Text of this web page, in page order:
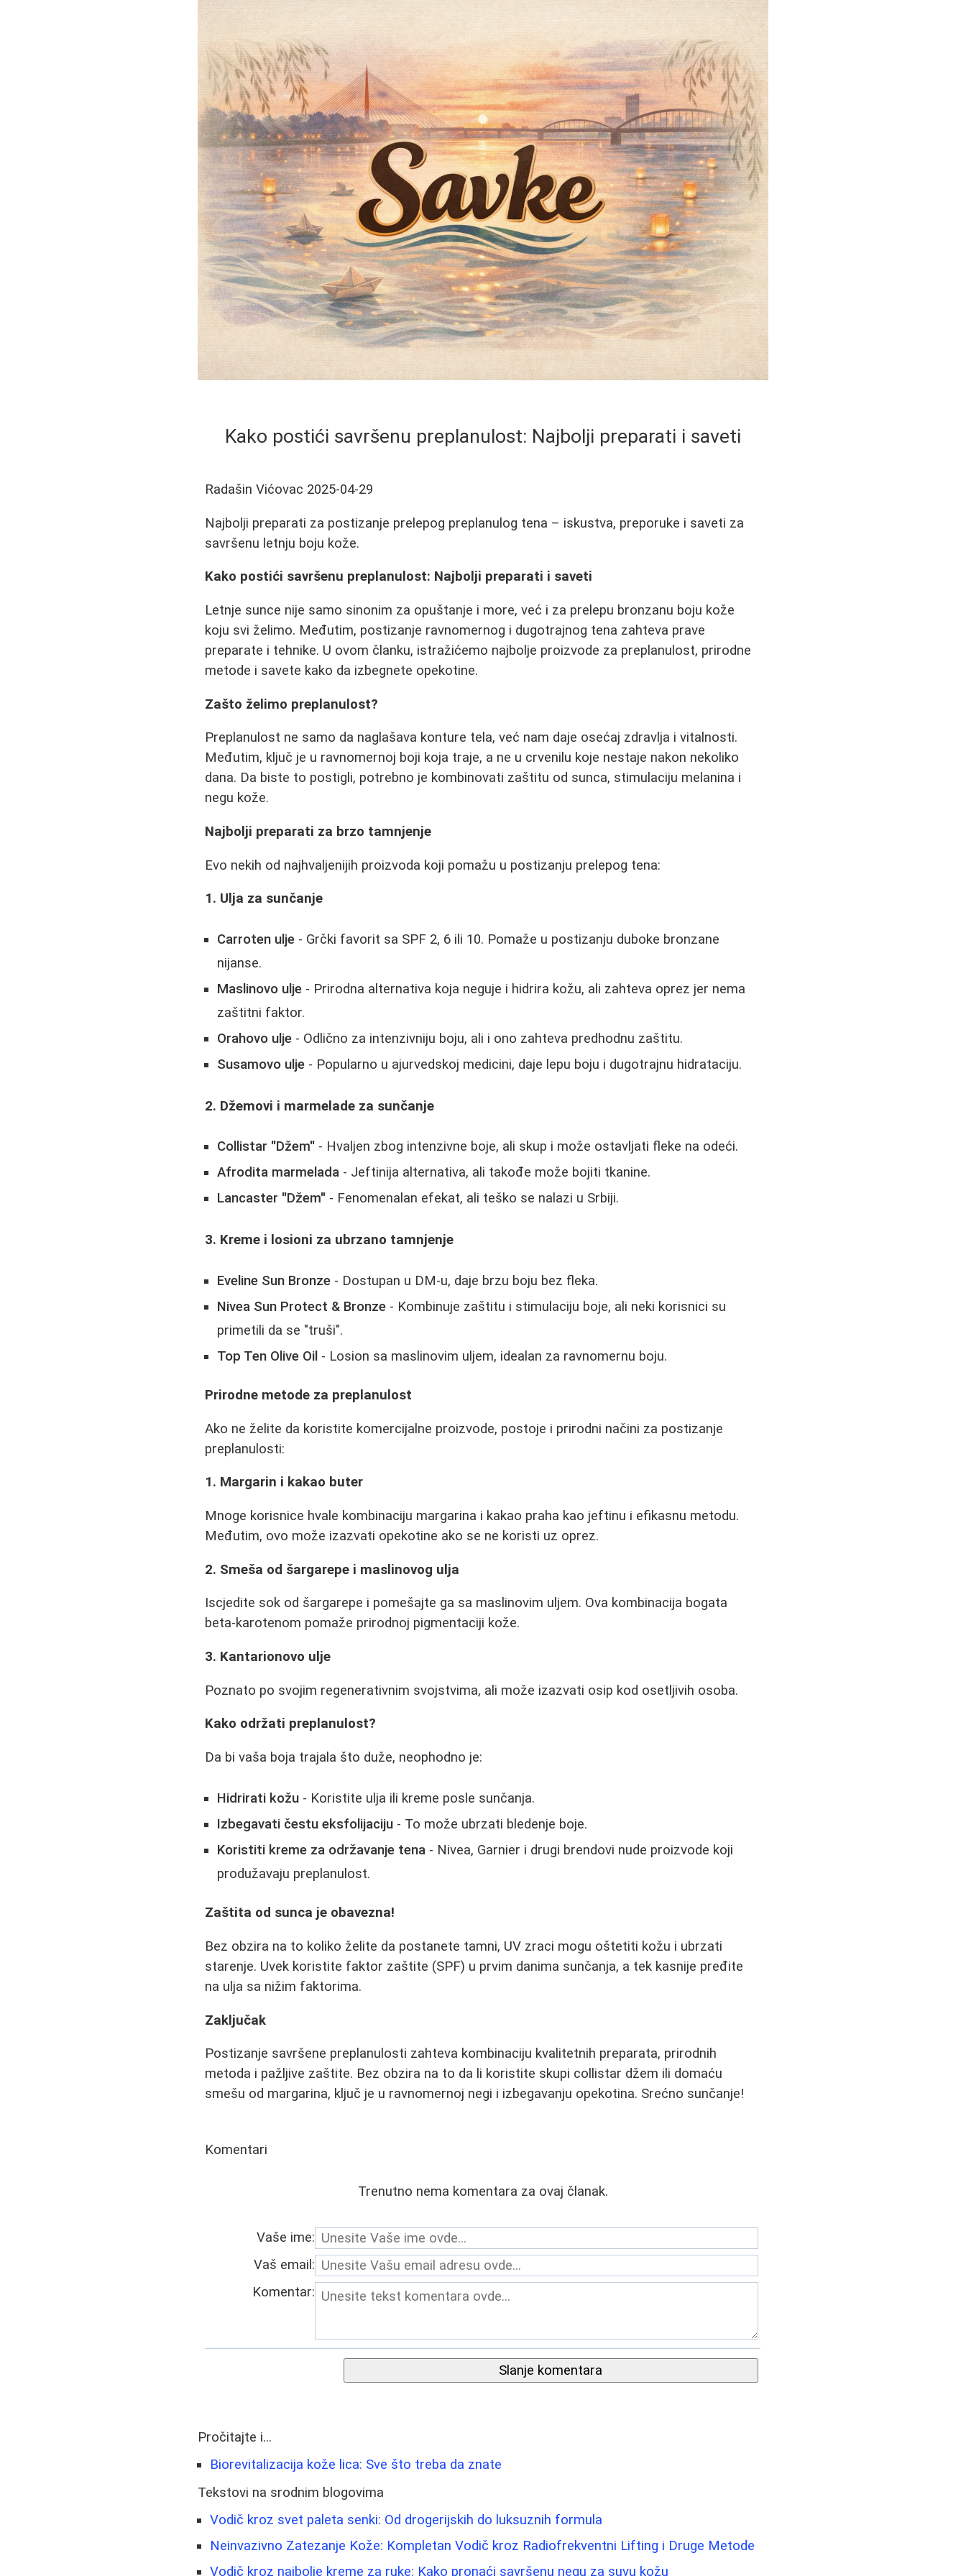
Kako postići savršenu preplanulost: Najbolji preparati i saveti
Radašin Vićovac 2025-04-29
Najbolji preparati za postizanje prelepog preplanulog tena – iskustva, preporuke i saveti za
savršenu letnju boju kože.
Kako postići savršenu preplanulost: Najbolji preparati i saveti
Letnje sunce nije samo sinonim za opuštanje i more, već i za prelepu bronzanu boju kože
koju svi želimo. Međutim, postizanje ravnomernog i dugotrajnog tena zahteva prave
preparate i tehnike. U ovom članku, istražićemo najbolje proizvode za preplanulost, prirodne
metode i savete kako da izbegnete opekotine.
Zašto želimo preplanulost?
Preplanulost ne samo da naglašava konture tela, već nam daje osećaj zdravlja i vitalnosti.
Međutim, ključ je u ravnomernoj boji koja traje, a ne u crvenilu koje nestaje nakon nekoliko
dana. Da biste to postigli, potrebno je kombinovati zaštitu od sunca, stimulaciju melanina i
negu kože.
Najbolji preparati za brzo tamnjenje
Evo nekih od najhvaljenijih proizvoda koji pomažu u postizanju prelepog tena:
1. Ulja za sunčanje
Carroten ulje - Grčki favorit sa SPF 2, 6 ili 10. Pomaže u postizanju duboke bronzane
nijanse.
Maslinovo ulje - Prirodna alternativa koja neguje i hidrira kožu, ali zahteva oprez jer nema
zaštitni faktor.
Orahovo ulje - Odlično za intenzivniju boju, ali i ono zahteva predhodnu zaštitu.
Susamovo ulje - Popularno u ajurvedskoj medicini, daje lepu boju i dugotrajnu hidrataciju.
2. Džemovi i marmelade za sunčanje
Collistar "Džem" - Hvaljen zbog intenzivne boje, ali skup i može ostavljati fleke na odeći.
Afrodita marmelada - Jeftinija alternativa, ali takođe može bojiti tkanine.
Lancaster "Džem" - Fenomenalan efekat, ali teško se nalazi u Srbiji.
3. Kreme i losioni za ubrzano tamnjenje
Eveline Sun Bronze - Dostupan u DM-u, daje brzu boju bez fleka.
Nivea Sun Protect & Bronze - Kombinuje zaštitu i stimulaciju boje, ali neki korisnici su
primetili da se "truši".
Top Ten Olive Oil - Losion sa maslinovim uljem, idealan za ravnomernu boju.
Prirodne metode za preplanulost
Ako ne želite da koristite komercijalne proizvode, postoje i prirodni načini za postizanje
preplanulosti:
1. Margarin i kakao buter
Mnoge korisnice hvale kombinaciju margarina i kakao praha kao jeftinu i efikasnu metodu.
Međutim, ovo može izazvati opekotine ako se ne koristi uz oprez.
2. Smeša od šargarepe i maslinovog ulja
Iscjedite sok od šargarepe i pomešajte ga sa maslinovim uljem. Ova kombinacija bogata
beta-karotenom pomaže prirodnoj pigmentaciji kože.
3. Kantarionovo ulje
Poznato po svojim regenerativnim svojstvima, ali može izazvati osip kod osetljivih osoba.
Kako održati preplanulost?
Da bi vaša boja trajala što duže, neophodno je:
Hidrirati kožu - Koristite ulja ili kreme posle sunčanja.
Izbegavati čestu eksfolijaciju - To može ubrzati bledenje boje.
Koristiti kreme za održavanje tena - Nivea, Garnier i drugi brendovi nude proizvode koji
produžavaju preplanulost.
Zaštita od sunca je obavezna!
Bez obzira na to koliko želite da postanete tamni, UV zraci mogu oštetiti kožu i ubrzati
starenje. Uvek koristite faktor zaštite (SPF) u prvim danima sunčanja, a tek kasnije pređite
na ulja sa nižim faktorima.
Zaključak
Postizanje savršene preplanulosti zahteva kombinaciju kvalitetnih preparata, prirodnih
metoda i pažljive zaštite. Bez obzira na to da li koristite skupi collistar džem ili domaću
smešu od margarina, ključ je u ravnomernoj negi i izbegavanju opekotina. Srećno sunčanje!
Komentari
Trenutno nema komentara za ovaj članak.
Vaše ime:
Vaš email:
Komentar:
Slanje komentara
Pročitajte i...
Biorevitalizacija kože lica: Sve što treba da znate
Tekstovi na srodnim blogovima
Vodič kroz svet paleta senki: Od drogerijskih do luksuznih formula
Neinvazivno Zatezanje Kože: Kompletan Vodič kroz Radiofrekventni Lifting i Druge Metode
Vodič kroz najbolje kreme za ruke: Kako pronaći savršenu negu za suvu kožu